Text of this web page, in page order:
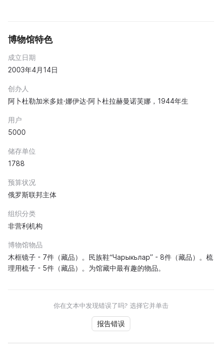
博物馆特色
成立日期
2003年4月14日
创办人
阿卜杜勒加米多娃·娜伊达·阿卜杜拉赫曼诺芙娜，1944年生
用户
5000
储存单位
1788
预算状况
俄罗斯联邦主体
组织分类
非营利机构
博物馆物品
木框镜子 - 7件（藏品）。民族鞋“Чарыкьлар” - 8件（藏品）。梳
理用梳子 - 5件（藏品）。为馆藏中最有趣的物品。
你在文本中发现错误了吗? 选择它并单击
报告错误